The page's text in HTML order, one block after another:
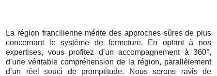
La région francilienne mérite des approches sûres de plus
concernant le système de fermeture. En optant à nos
expertises, vous profitez d’un accompagnement à 360°,
d’une véritable compréhension de la région, parallèlement
d’un réel souci de promptitude. Nous serons ravis de